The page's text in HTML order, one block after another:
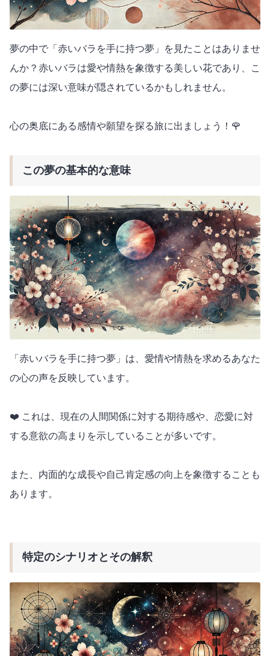
夢の中で「赤いバラを手に持つ夢」を見たことはありませ
んか？赤いバラは愛や情熱を象徴する美しい花であり、こ
の夢には深い意味が隠されているかもしれません。
心の奥底にある感情や願望を探る旅に出ましょう！🌹
この夢の基本的な意味
「赤いバラを手に持つ夢」は、愛情や情熱を求めるあなた
の心の声を反映しています。
❤️ これは、現在の人間関係に対する期待感や、恋愛に対
する意欲の高まりを示していることが多いです。
また、内面的な成長や自己肯定感の向上を象徴することも
あります。
特定のシナリオとその解釈